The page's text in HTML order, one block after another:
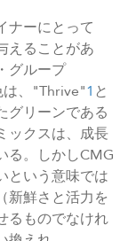
ナーにとって
えることがあ
グループ
は、"Thrive"1 と
グリーンである
ックスは、成長
る。しかしCMG
という意味では
新鮮さと活力を
るものでなけれ